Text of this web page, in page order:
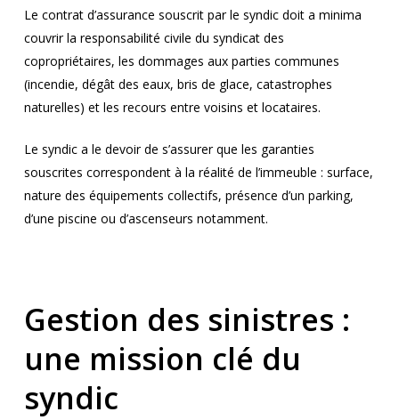
Le contrat d’assurance souscrit par le syndic doit a minima
couvrir la responsabilité civile du syndicat des
copropriétaires, les dommages aux parties communes
(incendie, dégât des eaux, bris de glace, catastrophes
naturelles) et les recours entre voisins et locataires.
Le syndic a le devoir de s’assurer que les garanties
souscrites correspondent à la réalité de l’immeuble : surface,
nature des équipements collectifs, présence d’un parking,
d’une piscine ou d’ascenseurs notamment.
Gestion des sinistres :
une mission clé du
syndic